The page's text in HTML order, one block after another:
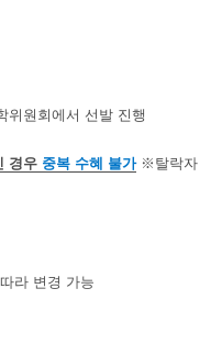
위원회에서 선발 진행
경우 중복 수혜 불가 ※ 탈락자
라 변경 가능